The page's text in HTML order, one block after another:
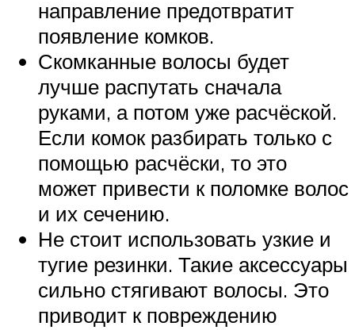
направление предотвратит
появление комков.
Скомканные волосы будет
лучше распутать сначала
руками, а потом уже расчёской.
Если комок разбирать только с
помощью расчёски, то это
может привести к поломке волос
и их сечению.
Не стоит использовать узкие и
тугие резинки. Такие аксессуары
сильно стягивают волосы. Это
приводит к повреждению